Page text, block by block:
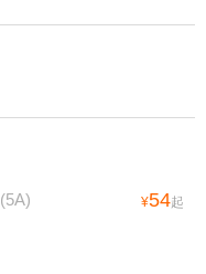
(5A) ¥54起